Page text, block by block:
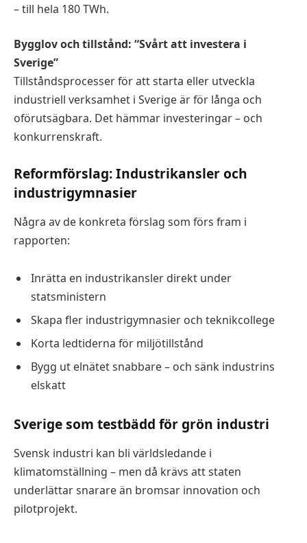
– till hela 180 TWh.
Bygglov och tillstånd: “Svårt att investera i
Sverige”
Tillståndsprocesser för att starta eller utveckla
industriell verksamhet i Sverige är för långa och
oförutsägbara. Det hämmar investeringar – och
konkurrenskraft.
Reformförslag: Industrikansler och
industrigymnasier
Några av de konkreta förslag som förs fram i
rapporten:
Inrätta en industrikansler direkt under
statsministern
Skapa fler industrigymnasier och teknikcollege
Korta ledtiderna för miljötillstånd
Bygg ut elnätet snabbare – och sänk industrins
elskatt
Sverige som testbädd för grön industri
Svensk industri kan bli världsledande i
klimatomställning – men då krävs att staten
underlättar snarare än bromsar innovation och
pilotprojekt.